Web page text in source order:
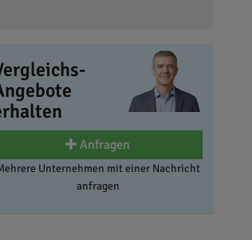
Anfragen
Unternehmen mit einer Nachricht
anfragen